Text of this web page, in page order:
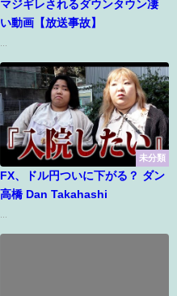
マジギレされるダウンタウン凄
い動画【放送事故】
未分類
FX、ドル円ついに下がる？ ダン
高橋 Dan Takahashi